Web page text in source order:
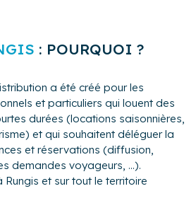
: POURQUOI ?
a été créé pour les
et particuliers qui louent des
durées (locations saisonnières,
et qui souhaitent déléguer la
et réservations (diffusion,
demandes voyageurs, ...).
et sur tout le territoire